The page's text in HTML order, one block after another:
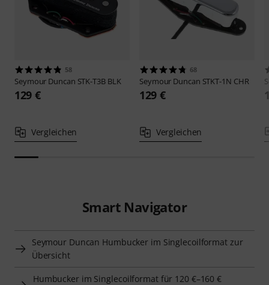
58
Seymour Duncan STK-T3B BLK
129 €
Vergleichen
68
Seymour Duncan STKT-1N CHR
129 €
Vergleichen
Smart Navigator
Seymour Duncan Humbucker im Singlecoilformat zur
Übersicht
Humbucker im Singlecoilformat für 120 €–160 €